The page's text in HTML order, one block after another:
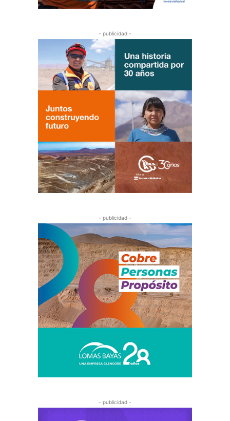
- publicidad -
- publicidad -
- publicidad -